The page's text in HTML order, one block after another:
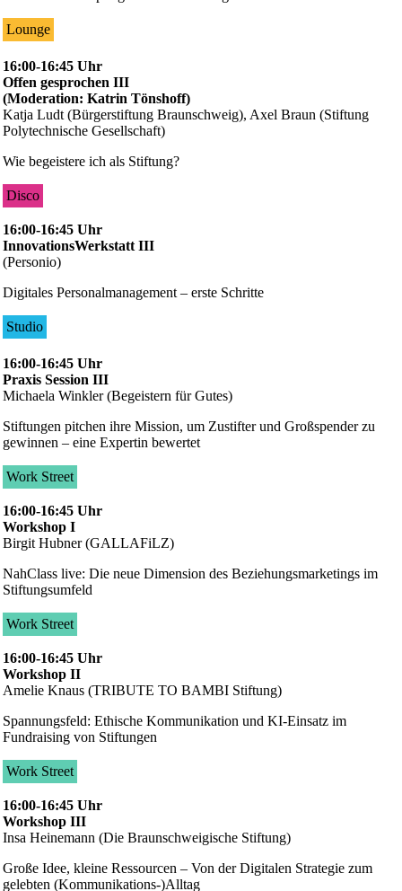
Lounge
16:00-16:45 Uhr
Offen gesprochen III
(Moderation: Katrin Tönshoff)
Katja Ludt (Bürgerstiftung Braunschweig), Axel Braun (Stiftung
Polytechnische Gesellschaft)
Wie begeistere ich als Stiftung?
Disco
16:00-16:45 Uhr
InnovationsWerkstatt III
(Personio)
Digitales Personalmanagement – erste Schritte
Studio
16:00-16:45 Uhr
Praxis Session III
Michaela Winkler (Begeistern für Gutes)
Stiftungen pitchen ihre Mission, um Zustifter und Großspender zu
gewinnen – eine Expertin bewertet
Work Street
16:00-16:45 Uhr
Workshop I
Birgit Hubner (GALLAFiLZ)
NahClass live: Die neue Dimension des Beziehungsmarketings im
Stiftungsumfeld
Work Street
16:00-16:45 Uhr
Workshop II
Amelie Knaus (TRIBUTE TO BAMBI Stiftung)
Spannungsfeld: Ethische Kommunikation und KI-Einsatz im
Fundraising von Stiftungen
Work Street
16:00-16:45 Uhr
Workshop III
Insa Heinemann (Die Braunschweigische Stiftung)
Große Idee, kleine Ressourcen – Von der Digitalen Strategie zum
gelebten (Kommunikations-)Alltag